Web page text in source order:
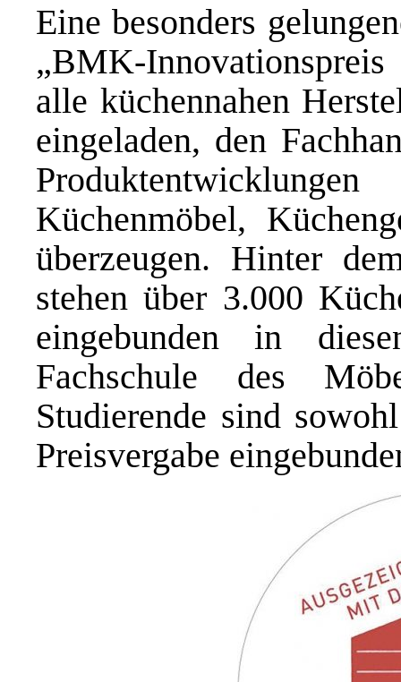
Eine besonders
„BMK-
alle küchennahen
eingeladen, den
Küchenmöbel,
überzeugen. Hinter
stehen über 3.000
eingebunden in
Fachschule des
Studierende sind
Preisvergabe